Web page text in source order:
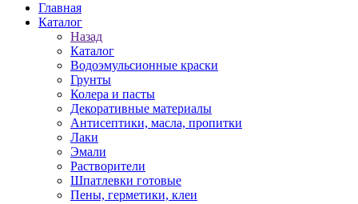
Главная
Каталог
Назад
Каталог
Водоэмульсионные краски
Грунты
Колера и пасты
Декоративные материалы
Антисептики, масла, пропитки
Лаки
Эмали
Растворители
Шпатлевки готовые
Пены, герметики, клеи